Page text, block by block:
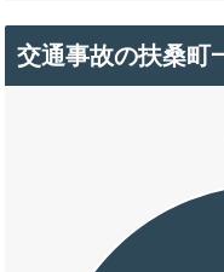
交通事故の扶桑町